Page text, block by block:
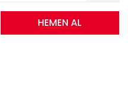
HEMEN AL